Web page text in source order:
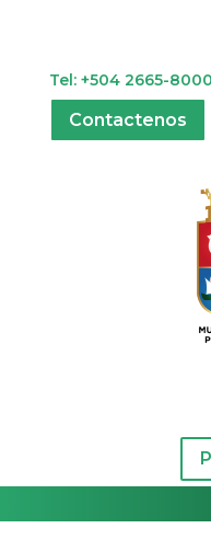
Tel: +504 2665-8000
Contactenos